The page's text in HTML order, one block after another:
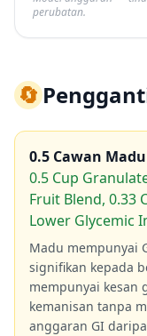
perubatan.
🔄
0.5 Cawan Madu
0.5 Cup
Fruit Blend, 0.33
Lower Glycemic
Madu mempunyai
signifikan kepada
mempunyai kesan
kemanisan tanpa
anggaran GI